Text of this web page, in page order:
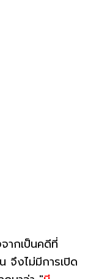
ากเป็นคดีที่
จึงไม่มีการเปิด